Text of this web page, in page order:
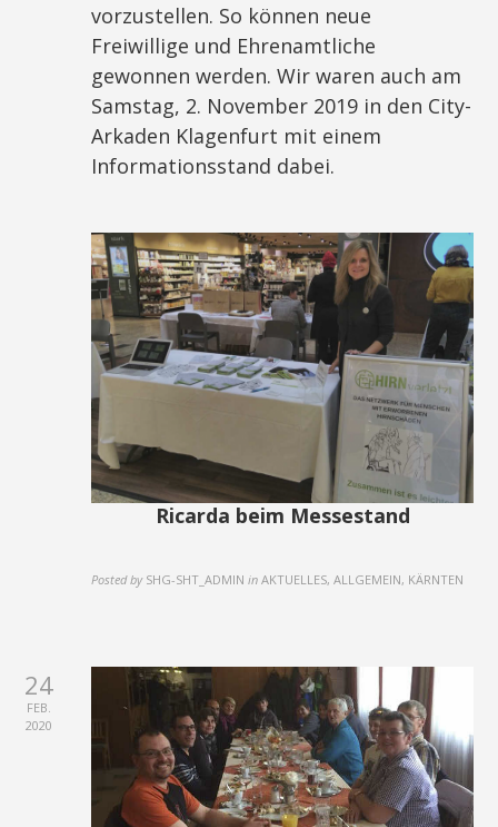
vorzustellen. So können neue
Freiwillige und Ehrenamtliche
gewonnen werden. Wir waren auch am
Samstag, 2. November 2019 in den City-
Arkaden Klagenfurt mit einem
Informationsstand dabei.
Ricarda beim Messestand
Posted by SHG-SHT_ADMIN in AKTUELLES, ALLGEMEIN, KÄRNTEN
24
FEB.
2020